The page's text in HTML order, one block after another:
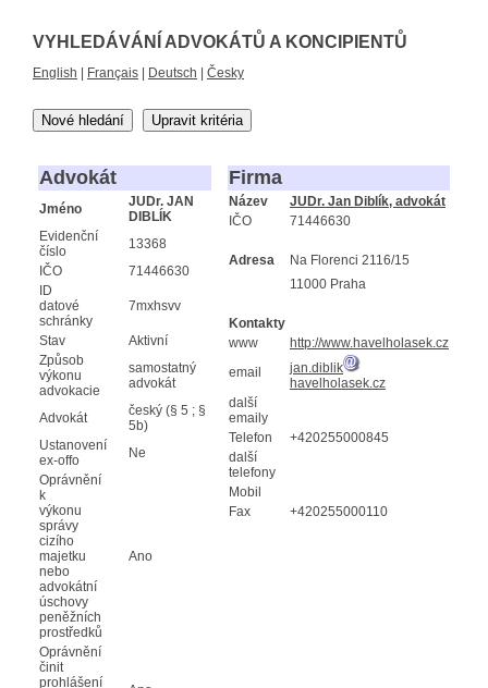
VYHLEDÁVÁNÍ ADVOKÁTŮ A KONCIPIENTŮ
English Français Deutsch Česky
Nové hledání Upravit kritéria
Advokát
Jméno
JUDr. JAN
DIBLÍK
Evidenční
číslo
13368
IČO
71446630
ID
datové
schránky
7mxhsvv
Stav
Aktivní
Způsob
výkonu
advokacie
samostatný
advokát
Advokát
český (§ 5 ; §
5b)
Ustanovení
ex-offo
Ne
Oprávnění
k
výkonu
správy
cizího
majetku
nebo
advokátní
úschovy
peněžních
prostředků
Ano
Oprávnění
činit
prohlášení
Firma
Název
JUDr. Jan Diblík, advokát
IČO
71446630
Adresa
Na Florenci 2116/15
11000 Praha
Kontakty
www
http://www.havelholasek.cz
email
jan.diblik
havelholasek.cz
další
emaily
Telefon
+420255000845
další
telefony
Mobil
Fax
+420255000110